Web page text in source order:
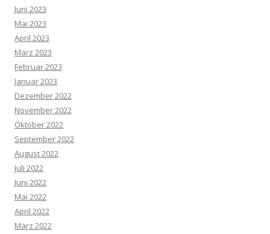
Juni 2023
Mai 2023
April 2023
März 2023
Februar 2023
Januar 2023
Dezember 2022
November 2022
Oktober 2022
September 2022
August 2022
Juli 2022
Juni 2022
Mai 2022
April 2022
März 2022